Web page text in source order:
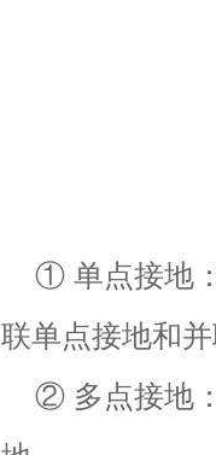
① 单点接地
联单点接地和
② 多点接地